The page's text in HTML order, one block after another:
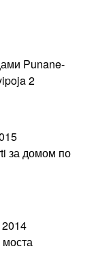
Punane-
2
за домом по
моста